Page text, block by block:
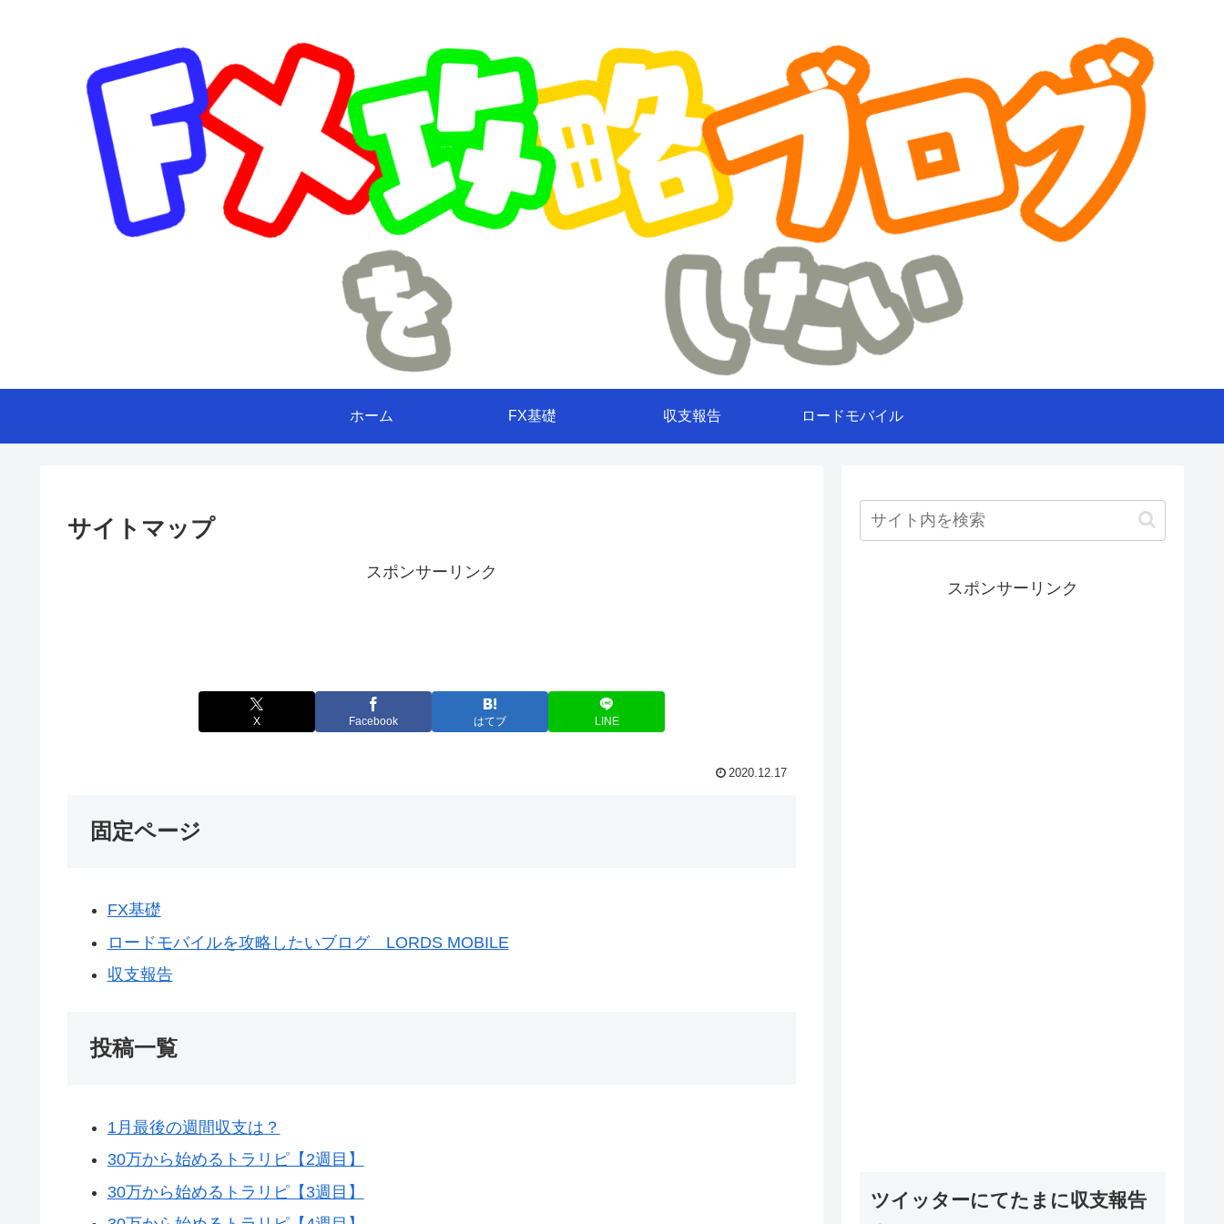
ホーム FX基礎 収支報告 ロードモバイル
サイトマップ
スポンサーリンク
X Facebook はてブ LINE
2020.12.17
固定ページ
FX基礎
ロードモバイルを攻略したいブログ LORDS MOBILE
収支報告
投稿一覧
1月最後の週間収支は？
30万から始めるトラリピ【2週目】
30万から始めるトラリピ【3週目】
スポンサーリンク
ツイッターにてたまに収支報告